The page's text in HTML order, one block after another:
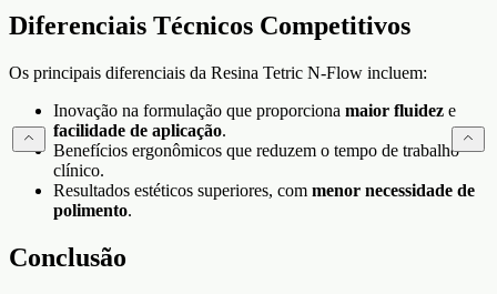
Diferenciais Técnicos Competitivos
Os principais diferenciais da Resina Tetric N-Flow incluem:
Inovação na formulação que proporciona maior fluidez e
facilidade de aplicação.
Benefícios ergonômicos que reduzem o tempo de trabalho
clínico.
Resultados estéticos superiores, com menor necessidade de
polimento.
Conclusão